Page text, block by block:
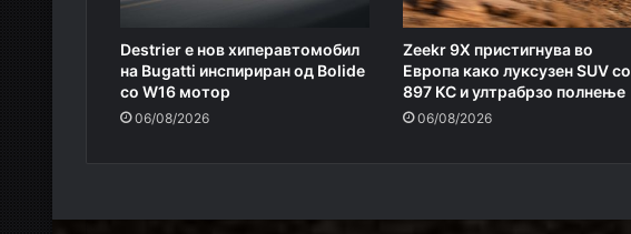
Destrier е нов хиперавтомобил
на Bugatti инспириран од Bolide
со W16 мотор
06/08/2026
Zeekr 9X пристигнува во
Европа како луксузен SUV со
897 КС и ултрабрзо полнење
06/08/2026